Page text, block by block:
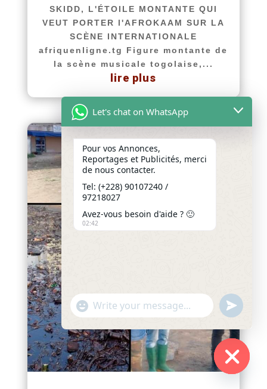
SKIDD, L'ÉTOILE MONTANTE QUI
VEUT PORTER l'AFROKAAM SUR LA
SCÈNE INTERNATIONALE
afriquenligne.tg Figure montante de
la scène musicale togolaise,...
lire plus
Let's chat on WhatsApp
Pour vos Annonces,
Reportages et Publicités, merci
de nous contacter.
Tel: (+228) 90107240 /
97218027
Avez-vous besoin d'aide ? 🙂
02:42
"+chaty_settings.lang.emoji_picker+"
WhatsApp
undefined